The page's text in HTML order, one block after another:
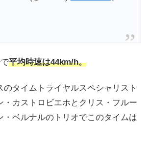
平均時速は44km/h。
のタイムトライヤルスペシャリスト
・カストロビエホとクリス・フルー
・ベルナルのトリオでこのタイムは